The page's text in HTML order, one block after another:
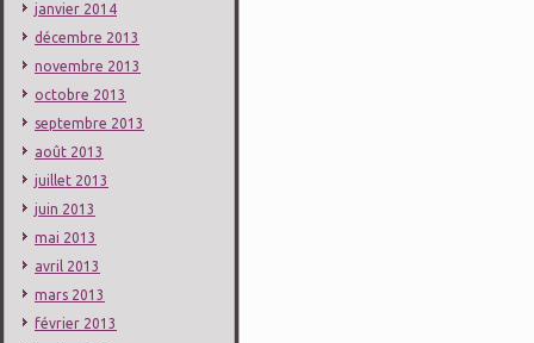
janvier 2014
décembre 2013
novembre 2013
octobre 2013
septembre 2013
août 2013
juillet 2013
juin 2013
mai 2013
avril 2013
mars 2013
février 2013